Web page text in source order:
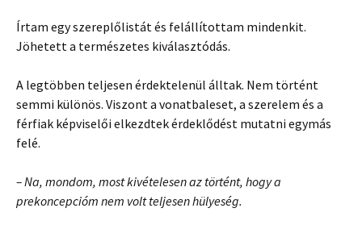
Írtam egy szereplőlistát és felállítottam mindenkit.
Jöhetett a természetes kiválasztódás.
A legtöbben teljesen érdektelenül álltak. Nem történt
semmi különös. Viszont a vonatbaleset, a szerelem és a
férfiak képviselői elkezdtek érdeklődést mutatni egymás
felé.
– Na, mondom, most kivételesen az történt, hogy a
prekoncepcióm nem volt teljesen hülyeség.